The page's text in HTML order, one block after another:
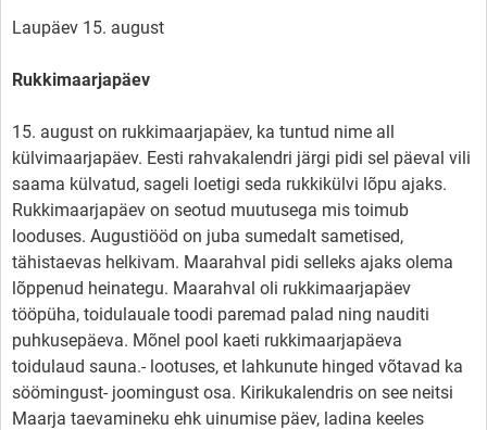
Laupäev 15. august
Rukkimaarjapäev
15. august on rukkimaarjapäev, ka tuntud nime all
külvimaarjapäev. Eesti rahvakalendri järgi pidi sel päeval vili
saama külvatud, sageli loetigi seda rukkikülvi lõpu ajaks.
Rukkimaarjapäev on seotud muutusega mis toimub
looduses. Augustiööd on juba sumedalt sametised,
tähistaevas helkivam. Maarahval pidi selleks ajaks olema
lõppenud heinategu. Maarahval oli rukkimaarjapäev
tööpüha, toidulauale toodi paremad palad ning nauditi
puhkusepäeva. Mõnel pool kaeti rukkimaarjapäeva
toidulaud sauna.- lootuses, et lahkunute hinged võtavad ka
söömingust- joomingust osa. Kirikukalendris on see neitsi
Maarja taevamineku ehk uinumise päev, ladina keeles